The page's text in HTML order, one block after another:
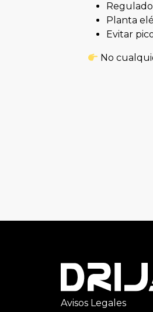
Planta
Evitar
No
Avisos Legales